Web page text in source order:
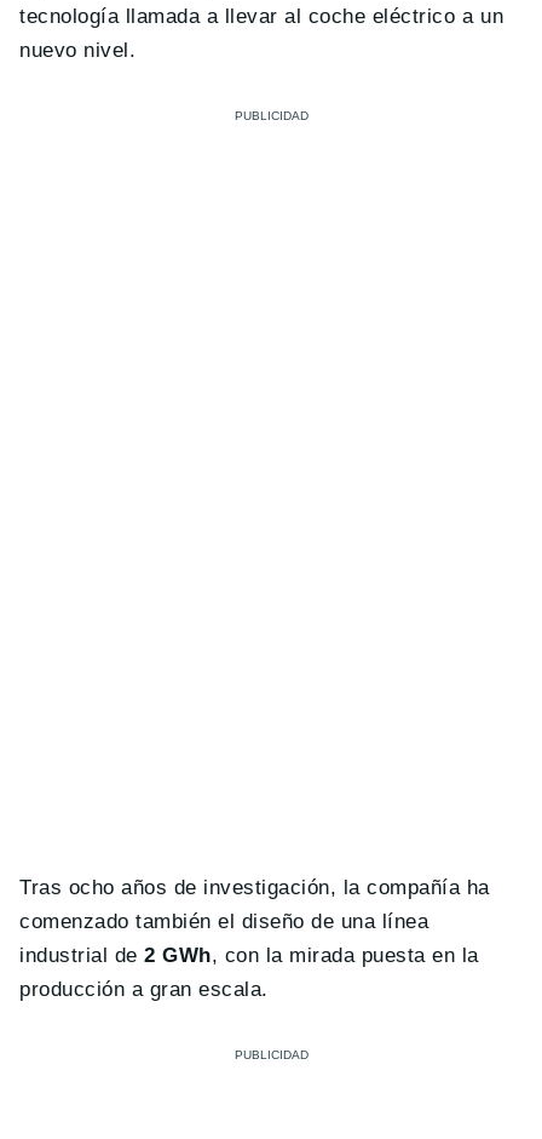
tecnología llamada a llevar al coche eléctrico a un
nuevo nivel.
Tras ocho años de investigación, la compañía ha
comenzado también el diseño de una línea
industrial de2 GWh, con la mirada puesta en la
producción a gran escala.